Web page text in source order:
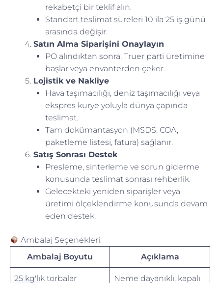
rekabetçi bir teklif alın.
Standart teslimat süreleri 10 ila 25 iş günü
arasında değişir.
Satın Alma Siparişini Onaylayın
PO alındıktan sonra, Truer parti üretimine
başlar veya envanterden çeker.
Lojistik ve Nakliye
Hava taşımacılığı, deniz taşımacılığı veya
ekspres kurye yoluyla dünya çapında
teslimat.
Tam dokümantasyon (MSDS, COA,
paketleme listesi, fatura) sağlanır.
Satış Sonrası Destek
Presleme, sinterleme ve sorun giderme
konusunda teslimat sonrası rehberlik.
Gelecekteki yeniden siparişler veya
üretimi ölçeklendirme konusunda devam
eden destek.
Ambalaj Seçenekleri:
Ambalaj Boyutu
Açıklama
25 kg'lık torbalar Neme dayanıklı, kapalı